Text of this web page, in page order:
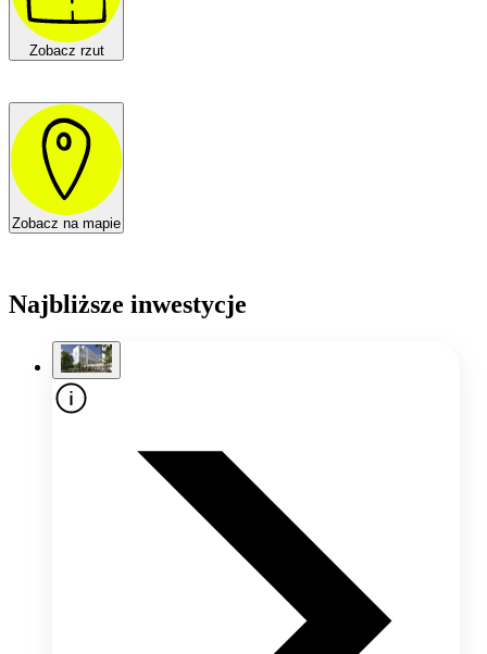
Zobacz rzut
Zobacz na mapie
Najbliższe inwestycje